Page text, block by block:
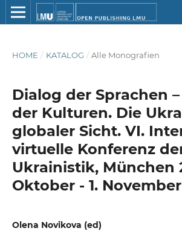
HOME / KATALOG / Alle Monografien
Dialog der Sprachen
der Kulturen. Die
globaler Sicht. VI.
virtuelle Konferenz
Ukrainistik, München
Oktober - 1. November
Olena Novikova (ed)